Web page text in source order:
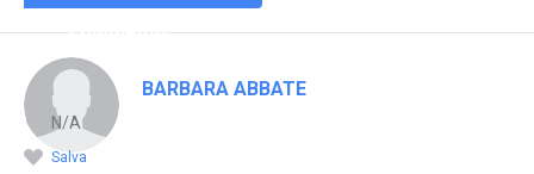
commento
BARBARA ABBATE
N/A
Salva